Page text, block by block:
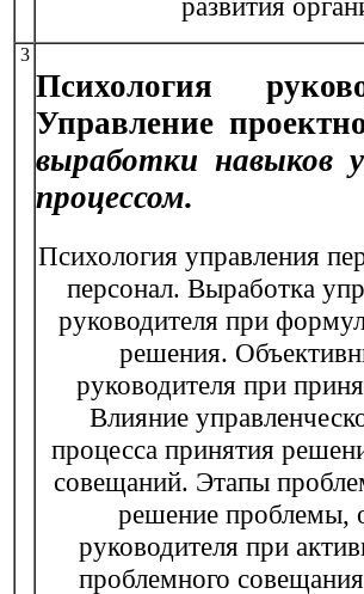
3
Психология
Управление
выработки навыков
процессом.
Психология управления
персонал. Выработка
руководителя при
решения.
руководителя при
Влияние
процесса принятия
совещаний. Этапы
решение проблемы,
руководителя при
проблемного